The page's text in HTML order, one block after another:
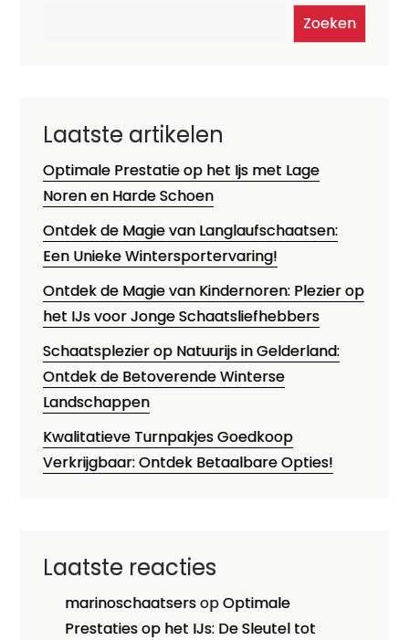
Zoeken
Laatste artikelen
Optimale Prestatie op het Ijs met Lage
Noren en Harde Schoen
Ontdek de Magie van Langlaufschaatsen:
Een Unieke Wintersportervaring!
Ontdek de Magie van Kindernoren: Plezier op
het IJs voor Jonge Schaatsliefhebbers
Schaatsplezier op Natuurijs in Gelderland:
Ontdek de Betoverende Winterse
Landschappen
Kwalitatieve Turnpakjes Goedkoop
Verkrijgbaar: Ontdek Betaalbare Opties!
Laatste reacties
marinoschaatsersopOptimale
Prestaties op het IJs: De Sleutel tot